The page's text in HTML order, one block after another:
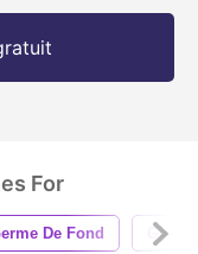
For
De Fond